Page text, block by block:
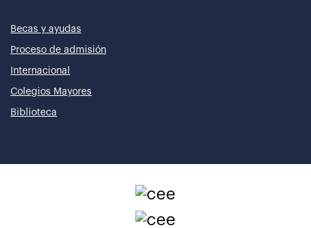
Becas y ayudas
Proceso de admisión
Internacional
Colegios Mayores
Biblioteca